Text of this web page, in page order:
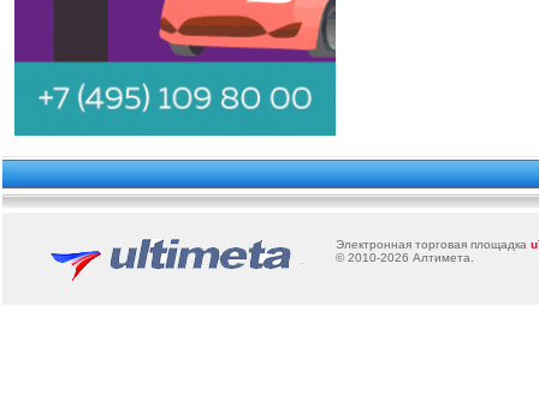
Электронная торговая площадка u
© 2010-2026 Алтимета